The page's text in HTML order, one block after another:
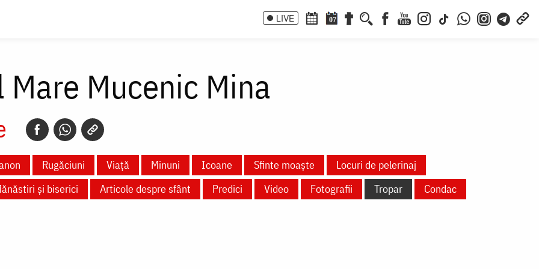
LIVE 07
Mare Mucenic Mina
Rugăciuni Viață Minuni Icoane Sfinte moaște
Locuri de pelerinaj
și biserici Articole despre sfânt Predici Video Fotografii Tropar
Condac